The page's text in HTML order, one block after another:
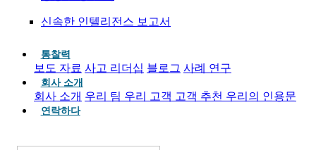
신속한 인텔리전스 보고서
통찰력
보도 자료 사고 리더십 블로그 사례 연구
회사 소개
회사 소개 우리 팀 우리 고객 고객 추천 우리의 인용문
연락하다